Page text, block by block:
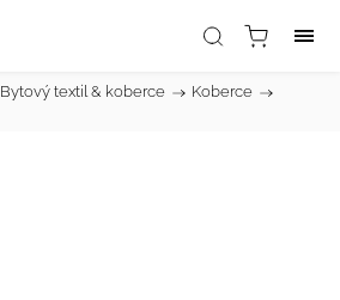
Bytový textil & koberce / Koberce /